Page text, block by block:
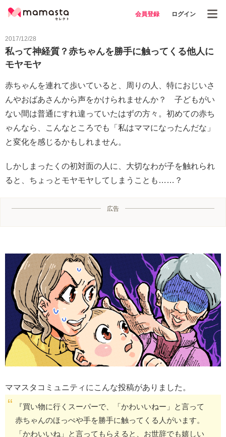
会員登録 ログイン
2017/12/28
私って神経質？赤ちゃんを勝手に触ってくる他人に
モヤモヤ
赤ちゃんを連れて歩いていると、周りの人、特におじいさ
んやおばあさんから声をかけられませんか？ 子どもがい
ない間は普通にすれ違っていたはずの方々。初めての赤ち
ゃんなら、こんなところでも「私はママになったんだな」
と変化を感じるかもしれません。
しかしまったくの初対面の人に、大切なわが子を触れられ
ると、ちょっとモヤモヤしてしまうことも……？
広告
ママスタコミュニティにこんな投稿がありました。
『買い物に行くスーパーで、「かわいいねー」と言って
赤ちゃんのほっぺや手を勝手に触ってくる人がいます。
「かわいいね」と言ってもらえると、お世辞でも嬉しい